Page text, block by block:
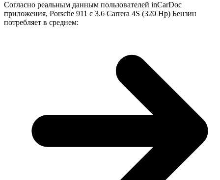
Согласно реальным данным пользователей inCarDoc
приложения, Porsche 911 с 3.6 Carrera 4S (320 Hp) Бензин
потребляет в среднем: